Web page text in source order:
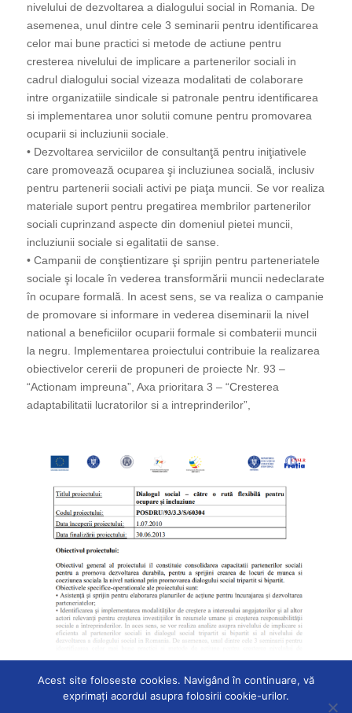
nivelului de dezvoltarea a dialogului social in Romania. De
asemenea, unul dintre cele 3 seminarii pentru identificarea
celor mai bune practici si metode de actiune pentru
cresterea nivelului de implicare a partenerilor sociali in
cadrul dialogului social vizeaza modalitati de colaborare
intre organizatiile sindicale si patronale pentru identificarea
si implementarea unor solutii comune pentru promovarea
ocuparii si incluziunii sociale.
• Dezvoltarea serviciilor de consultanţă pentru iniţiativele
care promovează ocuparea şi incluziunea socială, inclusiv
pentru partenerii sociali activi pe piaţa muncii. Se vor realiza
materiale suport pentru pregatirea membrilor partenerilor
sociali cuprinzand aspecte din domeniul pietei muncii,
incluziunii sociale si egalitatii de sanse.
• Campanii de conştientizare şi sprijin pentru parteneriatele
sociale şi locale în vederea transformării muncii nedeclarate
în ocupare formală. In acest sens, se va realiza o campanie
de promovare si informare in vederea diseminarii la nivel
national a beneficiilor ocuparii formale si combaterii muncii
la negru. Implementarea proiectului contribuie la realizarea
obiectivelor cererii de propuneri de proiecte Nr. 93 –
“Actionam impreuna”, Axa prioritara 3 – “Cresterea
adaptabilitatii lucratorilor si a intreprinderilor”,
Acest site foloseste cookies. Navigând în continuare, vă
exprimați acordul asupra folosirii cookie-urilor.